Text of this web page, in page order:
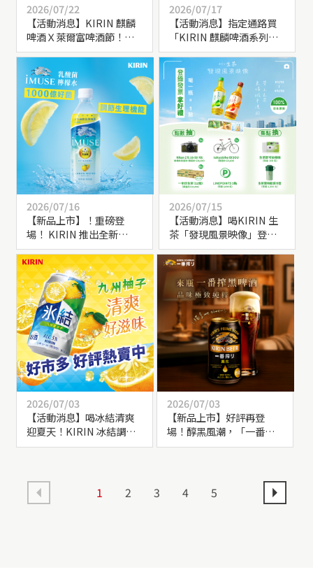
2026/07/22
【活動消息】KIRIN 麒麟
啤酒Ｘ萊爾富啤酒節！購
買指定品項送好禮
2026/07/17
【活動消息】指定通路買
「KIRIN 麒麟啤酒系列商
品」滿額469元，送【特盛
暢飲大啤酒杯】乙個
2026/07/16
【新品上市】！重磅登
場！ KIRIN 推出全新
「iMUSE_乳酸菌檸檬水」
2026/07/15
【活動消息】喝KIRIN 生
茶「發現風景映像」登錄
發票集點開跑！大獎抽限
量相機、一年份生茶等
你！
2026/07/03
【活動消息】喝冰結清爽
迎夏天！KIRIN 冰結調酒-
九州柚子，來好市多就能
2026/07/03
【新品上市】好評再登
場！醇黑風潮，「一番搾
黑啤酒」期間限定上市！
1 2 3 4 5